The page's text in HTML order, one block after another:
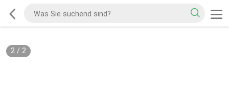
2/ 2